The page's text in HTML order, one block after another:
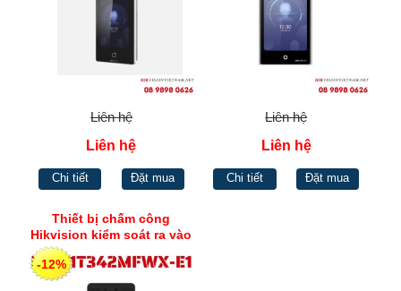
Liên hệ
Liên hệ
Chi tiết Đặt mua
Liên hệ
Liên hệ
Chi tiết Đặt mua
Thiết bị chấm công
Hikvision kiểm soát ra vào
khuôn mặt/vân tay/thẻ DS-
K1T342MFWX-E1
-12%